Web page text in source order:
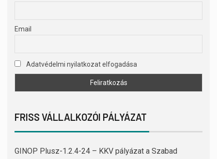
Email
Adatvédelmi nyilatkozat elfogadása
FRISS VÁLLALKOZÓI PÁLYÁZAT
GINOP Plusz-1.2.4-24 – KKV pályázat a Szabad